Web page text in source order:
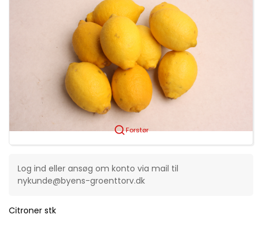
Forstør
Log ind eller ansøg om konto via mail til
nykunde@byens-groenttorv.dk
Citroner stk